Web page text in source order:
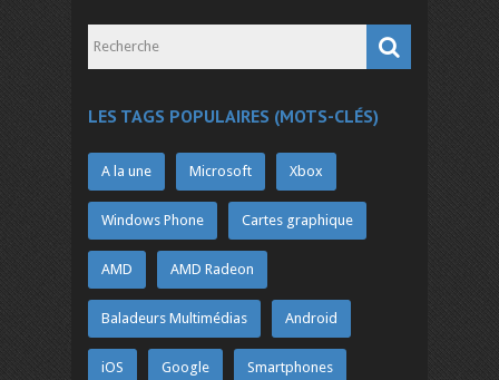
LES TAGS POPULAIRES (MOTS-CLÉS)
A la une Microsoft Xbox
Windows Phone Cartes graphique
AMD AMD Radeon
Baladeurs Multimédias Android
iOS Google Smartphones